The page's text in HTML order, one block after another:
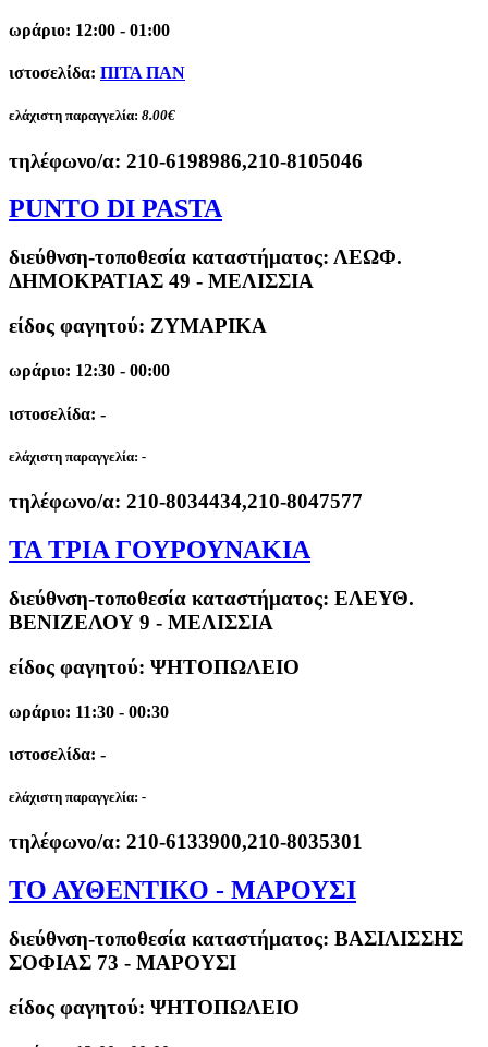
ωράριο: 12:00 - 01:00
ιστοσελίδα: ΠΙΤΑ ΠΑΝ
ελάχιστη παραγγελία: 8.00€
τηλέφωνο/α: 210-6198986,210-8105046
PUNTO DI PASTA
διεύθνση-τοποθεσία καταστήματος: ΛΕΩΦ.
ΔΗΜΟΚΡΑΤΙΑΣ 49 - ΜΕΛΙΣΣΙΑ
είδος φαγητού: ΖΥΜΑΡΙΚΑ
ωράριο: 12:30 - 00:00
ιστοσελίδα: -
ελάχιστη παραγγελία: -
τηλέφωνο/α: 210-8034434,210-8047577
ΤΑ ΤΡΙΑ ΓΟΥΡΟΥΝΑΚΙΑ
διεύθνση-τοποθεσία καταστήματος: ΕΛΕΥΘ.
ΒΕΝΙΖΕΛΟΥ 9 - ΜΕΛΙΣΣΙΑ
είδος φαγητού: ΨΗΤΟΠΩΛΕΙΟ
ωράριο: 11:30 - 00:30
ιστοσελίδα: -
ελάχιστη παραγγελία: -
τηλέφωνο/α: 210-6133900,210-8035301
ΤΟ ΑΥΘΕΝΤΙΚΟ - ΜΑΡΟΥΣΙ
διεύθνση-τοποθεσία καταστήματος: ΒΑΣΙΛΙΣΣΗΣ
ΣΟΦΙΑΣ 73 - ΜΑΡΟΥΣΙ
είδος φαγητού: ΨΗΤΟΠΩΛΕΙΟ